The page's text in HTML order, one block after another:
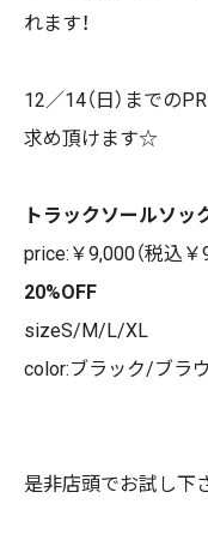
れます！
12／14（日）までの
求め頂けます☆
トラックソールソッ
price:￥9,000（税込￥
20%OFF
sizeS/M/L/XL
color:ブラック/ブラ
是非店頭でお試し下